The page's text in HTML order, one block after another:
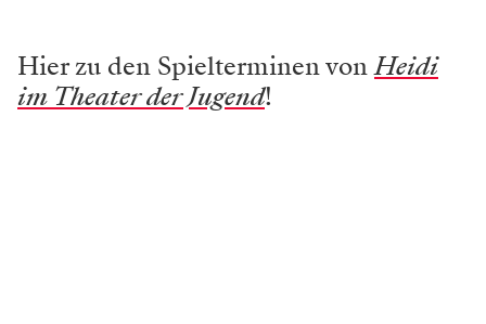
Hier zu den Spielterminen vonHeidi
im Theater der Jugend!